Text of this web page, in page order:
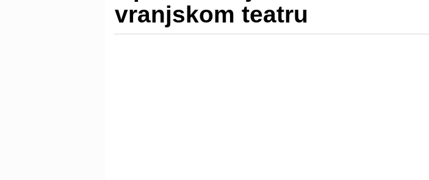
vranjskom teatru